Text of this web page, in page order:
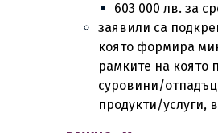
603 000 лв. за
заявили са
която формира
рамките на която
суровини/
продукти/услуги,